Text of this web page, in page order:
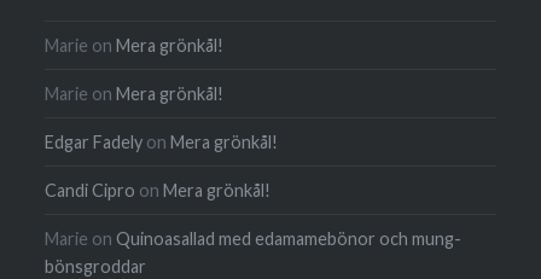
Marie onMera grönkål!
Marie onMera grönkål!
Edgar Fadely onMera grönkål!
Candi Cipro onMera grönkål!
Marie on Quinoa­sallad med edamame­bönor och mung­
böns­groddar